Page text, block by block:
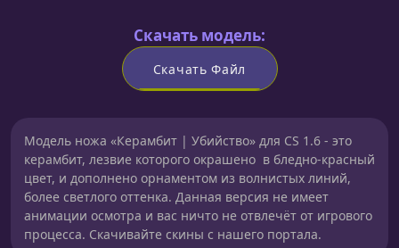
Скачать модель:
Скачать Файл
Модель ножа «Керамбит | Убийство» для CS 1.6 - это
керамбит, лезвие которого окрашено в бледно-красный
цвет, и дополнено орнаментом из волнистых линий,
более светлого оттенка. Данная версия не имеет
анимации осмотра и вас ничто не отвлечёт от игрового
процесса. Скачивайте скины с нашего портала.